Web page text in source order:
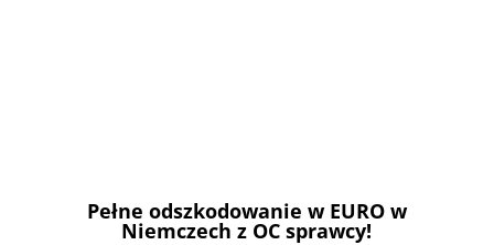
Pełne odszkodowanie w EURO w
Niemczech z OC sprawcy!